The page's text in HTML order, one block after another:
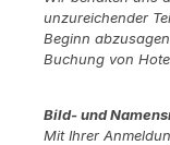
unzureichender
Beginn
Buchung von
Bild- und
Mit Ihrer